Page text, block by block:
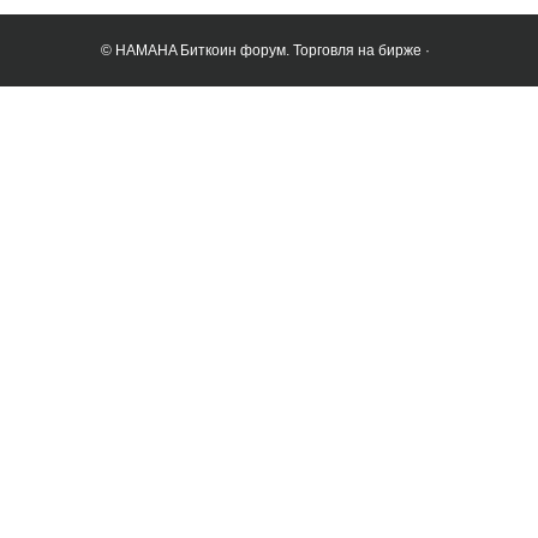
© HAMAHA Биткоин форум. Торговля на бирже ·